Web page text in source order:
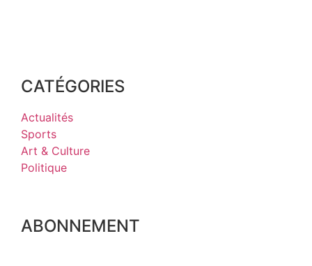
CATÉGORIES
Actualités
Sports
Art & Culture
Politique
ABONNEMENT